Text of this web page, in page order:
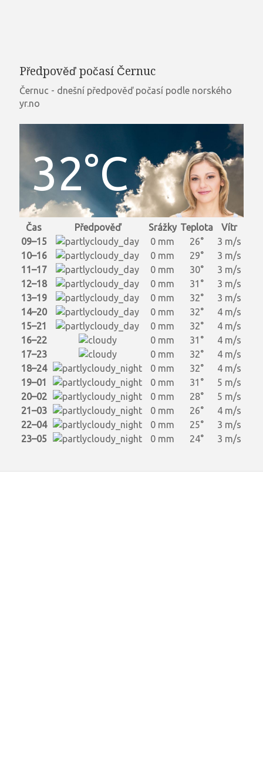
Předpověď počasí Černuc
Černuc - dnešní předpověď počasí podle norského
yr.no
32°C
Čas Předpověď Srážky Teplota
Vítr
09–15
0 mm 26°
3 m/s
10–16
0 mm 29°
3 m/s
11–17
0 mm 30°
3 m/s
12–18
0 mm 31°
3 m/s
13–19
0 mm 32°
3 m/s
14–20
0 mm 32°
4 m/s
15–21
0 mm 32°
4 m/s
16–22
0 mm 31°
4 m/s
17–23
0 mm 32°
4 m/s
18–24
0 mm 32°
4 m/s
19–01
0 mm 31°
5 m/s
20–02
0 mm 28°
5 m/s
21–03
0 mm 26°
4 m/s
22–04
0 mm 25°
3 m/s
23–05
0 mm 24° 3 m/s